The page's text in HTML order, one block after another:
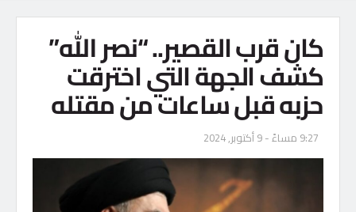
كان قرب القصير.. “نصر الله”
كشف الجهة التي اخترقت
حزبه قبل ساعات من مقتله
9:27 مساءً - 9 أكتوبر, 2024